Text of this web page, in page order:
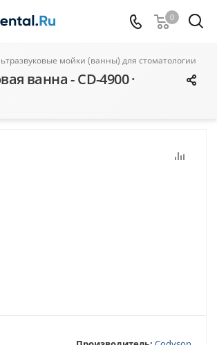
0
мойки (ванны) для стоматологии
ванна - CD-4900 ·